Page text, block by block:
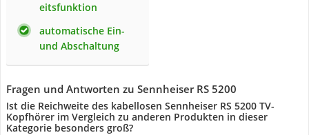
eitsfunktion
automatische Ein-
und Abschaltung
Fragen und Antworten zu Sennheiser RS 5200
Ist die Reichweite des kabellosen Sennheiser RS 5200 TV-
Kopfhörer im Vergleich zu anderen Produkten in dieser
Kategorie besonders groß?